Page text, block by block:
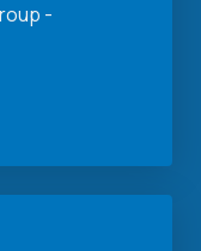
-